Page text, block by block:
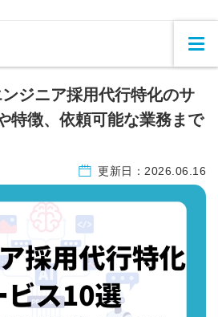
ンジニア採用代行特化のサ
特徴、依頼可能な業務まで
更新日： 2026.06.16